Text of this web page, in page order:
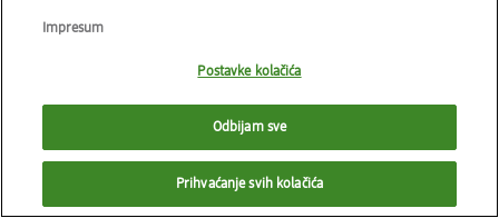
Impresum
Postavke kolačića
Odbijam sve
Prihvaćanje svih kolačića